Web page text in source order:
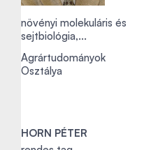
növényi molekuláris és
sejtbiológia,...
Agrártudományok
Osztálya
HORN PÉTER